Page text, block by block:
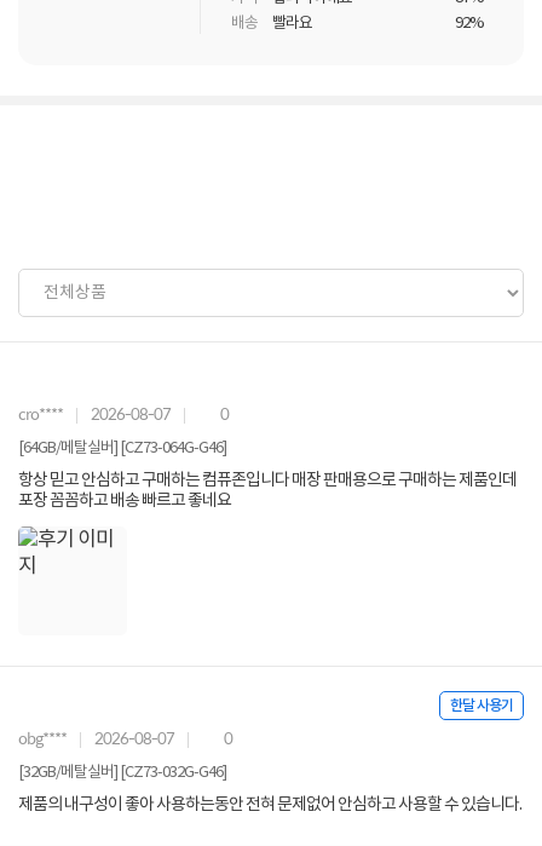
배송
빨라요 92%
cro**** 2026-08-07 0
[64GB/메탈실버] [CZ73-064G-G46]
항상 믿고 안심하고 구매하는 컴퓨존입니다 매장 판매용으로 구매하는 제품인데
포장 꼼꼼하고 배송 빠르고 좋네요
한달 사용기
obg**** 2026-08-07 0
[32GB/메탈실버] [CZ73-032G-G46]
제품의 내구성이 좋아 사용하는동안 전혀 문제없어 안심하고 사용할 수 있습니다.